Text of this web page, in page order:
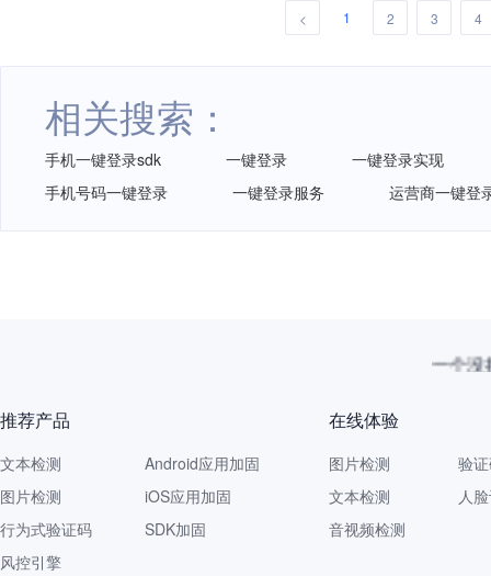
< 1 2 3 4
相关搜索：
手机一键登录sdk 一键登录
一键登录实现
手机号码一键登录
一键登录服务 运营商一键登
一个没
推荐产品
文本检测
图片检测
行为式验证码
风控引擎
Android应用加固
iOS应用加固
SDK加固
在线体验
图片检测
文本检测
音视频检测
验
人